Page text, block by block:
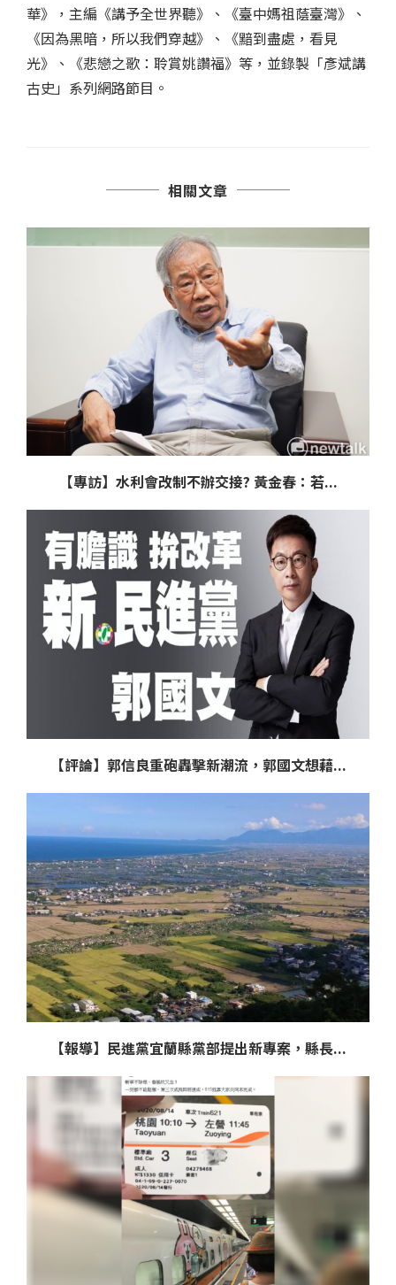
華》，主編《講予全世界聽》、《臺中媽祖蔭臺灣》、
《因為黑暗，所以我們穿越》、《黯到盡處，看見
光》、《悲戀之歌：聆賞姚讚福》等，並錄製「彥斌講
古史」系列網路節目。
相關文章
【專訪】水利會改制不辦交接? 黃金春：若...
【評論】郭信良重砲轟擊新潮流，郭國文想藉...
【報導】民進黨宜蘭縣黨部提出新專案，縣長...